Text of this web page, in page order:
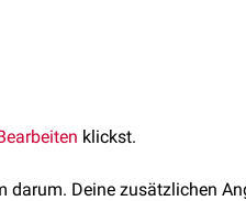
klickst.
Deine zusätzlichen